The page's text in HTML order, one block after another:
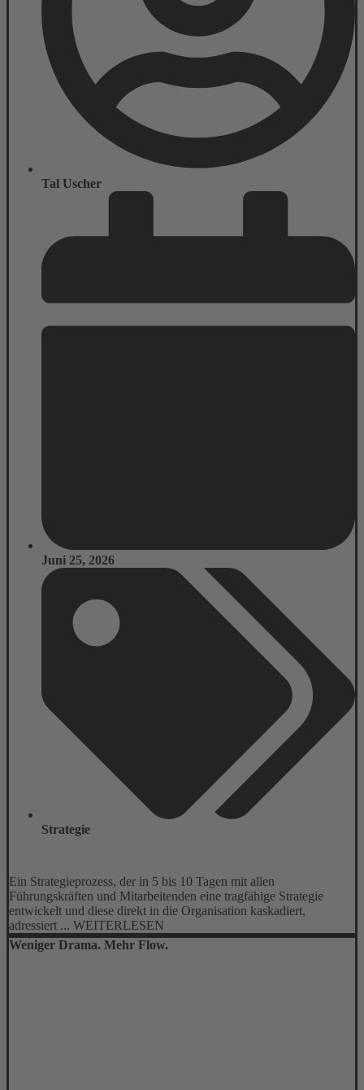
Tal Uscher
Juni 25, 2026
Strategie
Ein Strategieprozess, der in 5 bis 10 Tagen mit allen
Führungskräften und Mitarbeitenden eine tragfähige Strategie
entwickelt und diese direkt in die Organisation kaskadiert,
adressiert ... WEITERLESEN
Weniger Drama. Mehr Flow.